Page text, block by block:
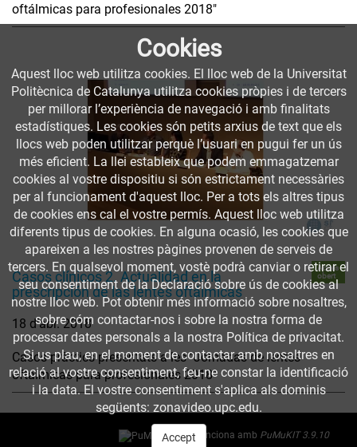
oftálmicas para profesionales 2018"
Casos clínicos 2. Actualidad en la
prescripción de las lentes oftálmicas
Accés
obert
18 d’abr. 2018
Casos pràctics presentats a les "Jornadas de lentes
oftálmicas para profesionales 2018"
Cookies
Aquest lloc web utilitza cookies. El lloc web de la Universitat
Politècnica de Catalunya utilitza cookies pròpies i de tercers
per millorar l’experiència de navegació i amb finalitats
estadístiques. Les cookies són petits arxius de text que els
llocs web poden utilitzar perquè l’usuari en pugui fer un ús
més eficient. La llei estableix que podem emmagatzemar
cookies al vostre dispositiu si són estrictament necessàries
per al funcionament d'aquest lloc. Per a tots els altres tipus
de cookies ens cal el vostre permís. Aquest lloc web utilitza
diferents tipus de cookies. En alguna ocasió, les cookies que
apareixen a les nostres pàgines provenen de serveis de
tercers. En qualsevol moment, vostè podrà canviar o retirar el
seu consentiment de la Declaració sobre ús de cookies al
nostre lloc web. Pot obtenir més informació sobre nosaltres,
sobre cóm contactar-nos i sobre la nostra forma de
processar dates personals a la nostra Política de privacitat.
Si us plau, en el moment de contactar amb nosaltres en
relació al vostre consentiment, feu-ne constar la identificació
i la data. El vostre consentiment s'aplica als dominis
següents: zonavideo.upc.edu.
AcceptFunciona amb PuMuKIT 3.9.10